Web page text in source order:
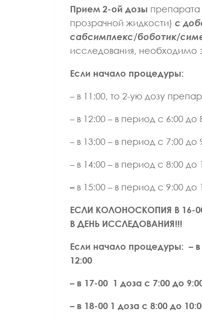
Прием 2-ой дозы препарата
прозрачной жидкости) с
сабсимплекс/боботик/
исследования, необходимо
Если начало процедуры:
– в 11:00, то 2-ую дозу
– в 12:00 – в период с 6:00 до
– в 13:00 – в период с 7:00 до
– в 14:00 – в период с 8:00 до
– в 15:00 – в период с 9:00 до
ЕСЛИ КОЛОНОСКОПИЯ В 16-
В ДЕНЬ ИССЛЕДОВАНИЯ!!!
Если начало процедуры: – в
12:00
– в 17-00 1 доза с 7:00 до
– в 18-00 1 доза с 8:00 до
ВРАЧ ГАСТРОЭНТЕРОЛОГ
ВРАЧ ТЕРАПЕВТ
Лазуткина Елена
Леонидовна
ВРАЧ